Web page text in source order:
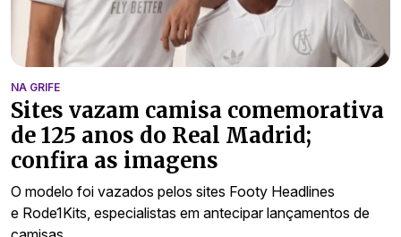
NA GRIFE
Sites vazam camisa comemorativa
de 125 anos do Real Madrid;
confira as imagens
O modelo foi vazados pelos sites Footy Headlines
e Rode1Kits, especialistas em antecipar lançamentos de